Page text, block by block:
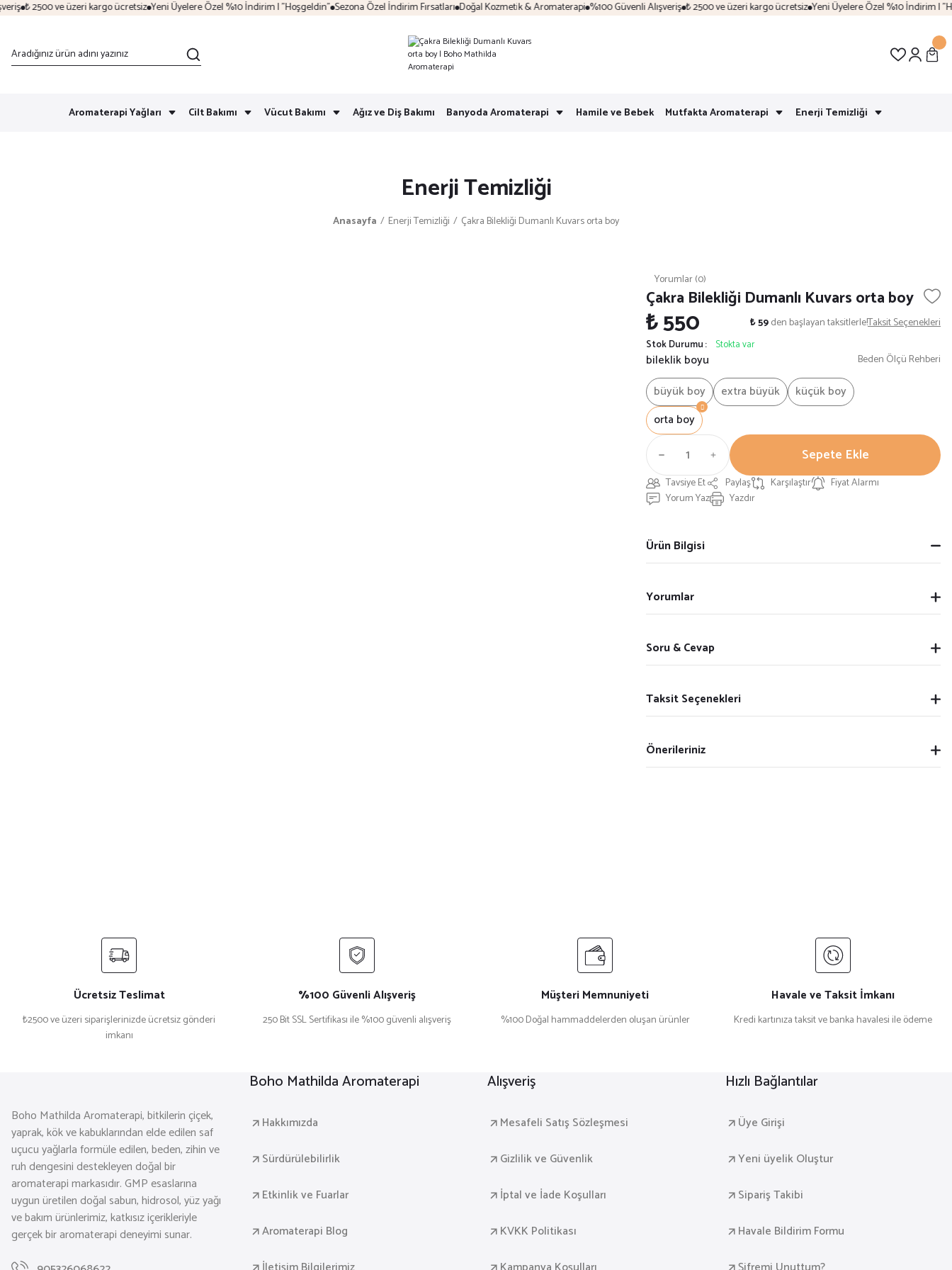
₺ 2500 ve üzeri kargo ücretsiz Yeni Üyelere Özel %10 İndirim | "Hoşgeldin" Sezona Özel İndirim Fırsatları Doğal Kozmetik & Aromaterapi %100 Güvenli Alışveriş ₺ 2500 ve üzeri kargo ücretsiz Yeni Üyelere Özel %10 İndirim |
Aromaterapi Yağları Cilt Bakımı Vücut Bakımı Ağız ve Diş Bakımı Banyoda Aromaterapi Hamile ve Bebek Mutfakta Aromaterapi Enerji Temizliği
Enerji Temizliği
Anasayfa Enerji Temizliği Çakra Bilekliği Dumanlı Kuvars orta boy
Yorumlar (0)
Çakra Bilekliği Dumanlı Kuvars orta boy
₺ 550 ₺ 59den başlayan taksitlerle!Taksit Seçenekleri
Stok Durumu Stokta var
bileklik boyu
büyük boy
extra büyük
küçük boy
orta boy
Beden Ölçü Rehberi
Sepete Ekle
Tavsiye Et Paylaş Karşılaştır
Fiyat Alarmı
Yorum Yaz
Yazdır
Ürün Bilgisi
Yorumlar
Soru & Cevap
Taksit Seçenekleri
Önerileriniz
Ücretsiz Teslimat
₺2500 ve üzeri siparişlerinizde ücretsiz gönderi
imkanı
%100 Güvenli Alışveriş
250 Bit SSL Sertifikası ile %100 güvenli alışveriş
Müşteri Memnuniyeti
%100 Doğal hammaddelerden oluşan ürünler
Havale ve Taksit İmkanı
Kredi kartınıza taksit ve banka havalesi ile ödeme
Boho Mathilda Aromaterapi, bitkilerin çiçek,
yaprak, kök ve kabuklarından elde edilen saf
uçucu yağlarla formüle edilen, beden, zihin ve
ruh dengesini destekleyen doğal bir
aromaterapi markasıdır. GMP esaslarına
uygun üretilen doğal sabun, hidrosol, yüz yağı
ve bakım ürünlerimiz, katkısız içerikleriyle
gerçek bir aromaterapi deneyimi sunar.
Boho Mathilda Aromaterapi
Hakkımızda
Sürdürülebilirlik
Etkinlik ve Fuarlar
Aromaterapi Blog
Alışveriş
Mesafeli Satış Sözleşmesi
Gizlilik ve Güvenlik
İptal ve İade Koşulları
KVKK Politikası
Hızlı Bağlantılar
Üye Girişi
Yeni üyelik Oluştur
Sipariş Takibi
Havale Bildirim Formu